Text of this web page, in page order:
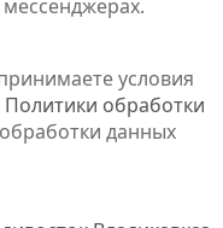
условия
Политики обработки
данных